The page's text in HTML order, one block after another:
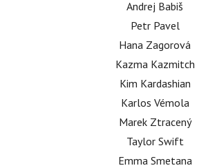
Andrej Babiš
Petr Pavel
Hana Zagorová
Kazma Kazmitch
Kim Kardashian
Karlos Vémola
Marek Ztracený
Taylor Swift
Emma Smetana